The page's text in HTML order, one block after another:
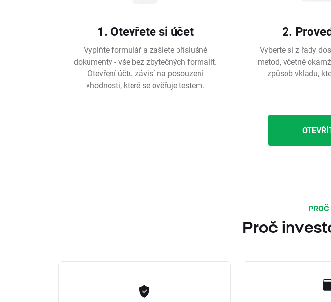
1. Otevřete si účet
Vyplňte formulář a zašlete příslušné
dokumenty - vše bez zbytečných formalit.
Otevření účtu závisí na posouzení
vhodnosti, které se ověřuje testem.
2.
Vyberte si z řady
metod, včetně
způsob vkladu,
Proč